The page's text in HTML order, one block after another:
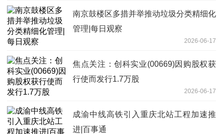
南京鼓楼区多措并举推动垃圾分类精细化
管理|每日观察
2026-06-17
焦点关注：创科实业(00669)因购股权获
行使而发行1.7万股
2026-06-17
成渝中线高铁引入重庆北站工程加速推
进|百事通